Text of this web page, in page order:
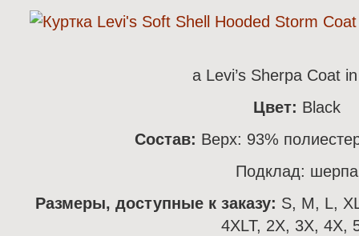
а Levi’s Sherpa Coat
Цвет: Black
Состав: Верх: 93%
Подклад: шерпа
Размеры, доступные к заказу: S, M, L,
4XLT, 2X, 3X, 4Х,